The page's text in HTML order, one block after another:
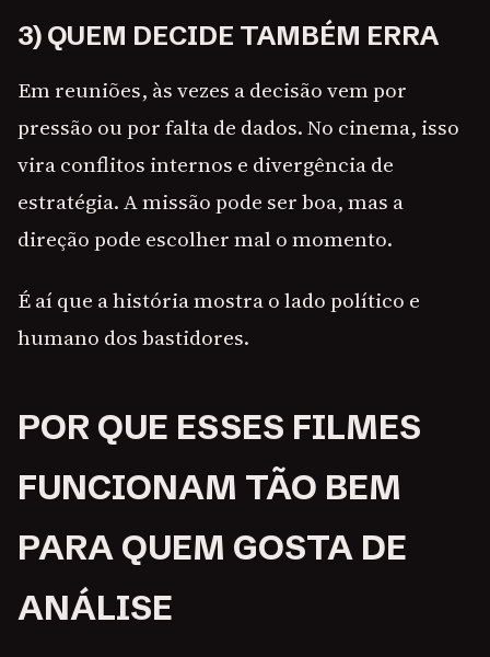
3) QUEM DECIDE TAMBÉM ERRA
Em reuniões, às vezes a decisão vem por
pressão ou por falta de dados. No cinema, isso
vira conflitos internos e divergência de
estratégia. A missão pode ser boa, mas a
direção pode escolher mal o momento.
É aí que a história mostra o lado político e
humano dos bastidores.
POR QUE ESSES FILMES
FUNCIONAM TÃO BEM
PARA QUEM GOSTA DE
ANÁLISE